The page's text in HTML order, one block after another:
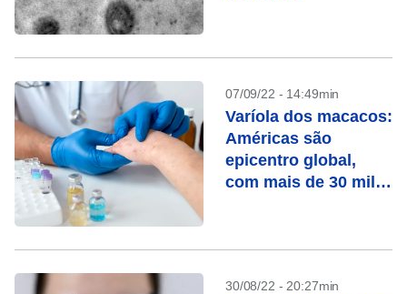
07/09/22 - 14:49min
Varíola dos macacos:
Américas são
epicentro global,
com mais de 30 mil
30/08/22 - 20:27min